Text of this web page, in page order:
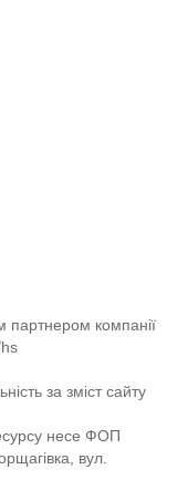
партнером компанії
за зміст сайту
несе ФОП
вул.